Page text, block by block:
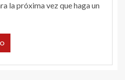
la próxima vez que haga un